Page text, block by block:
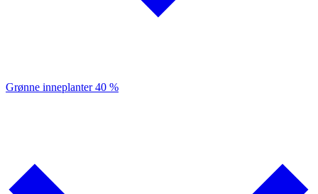
Grønne inneplanter40 %